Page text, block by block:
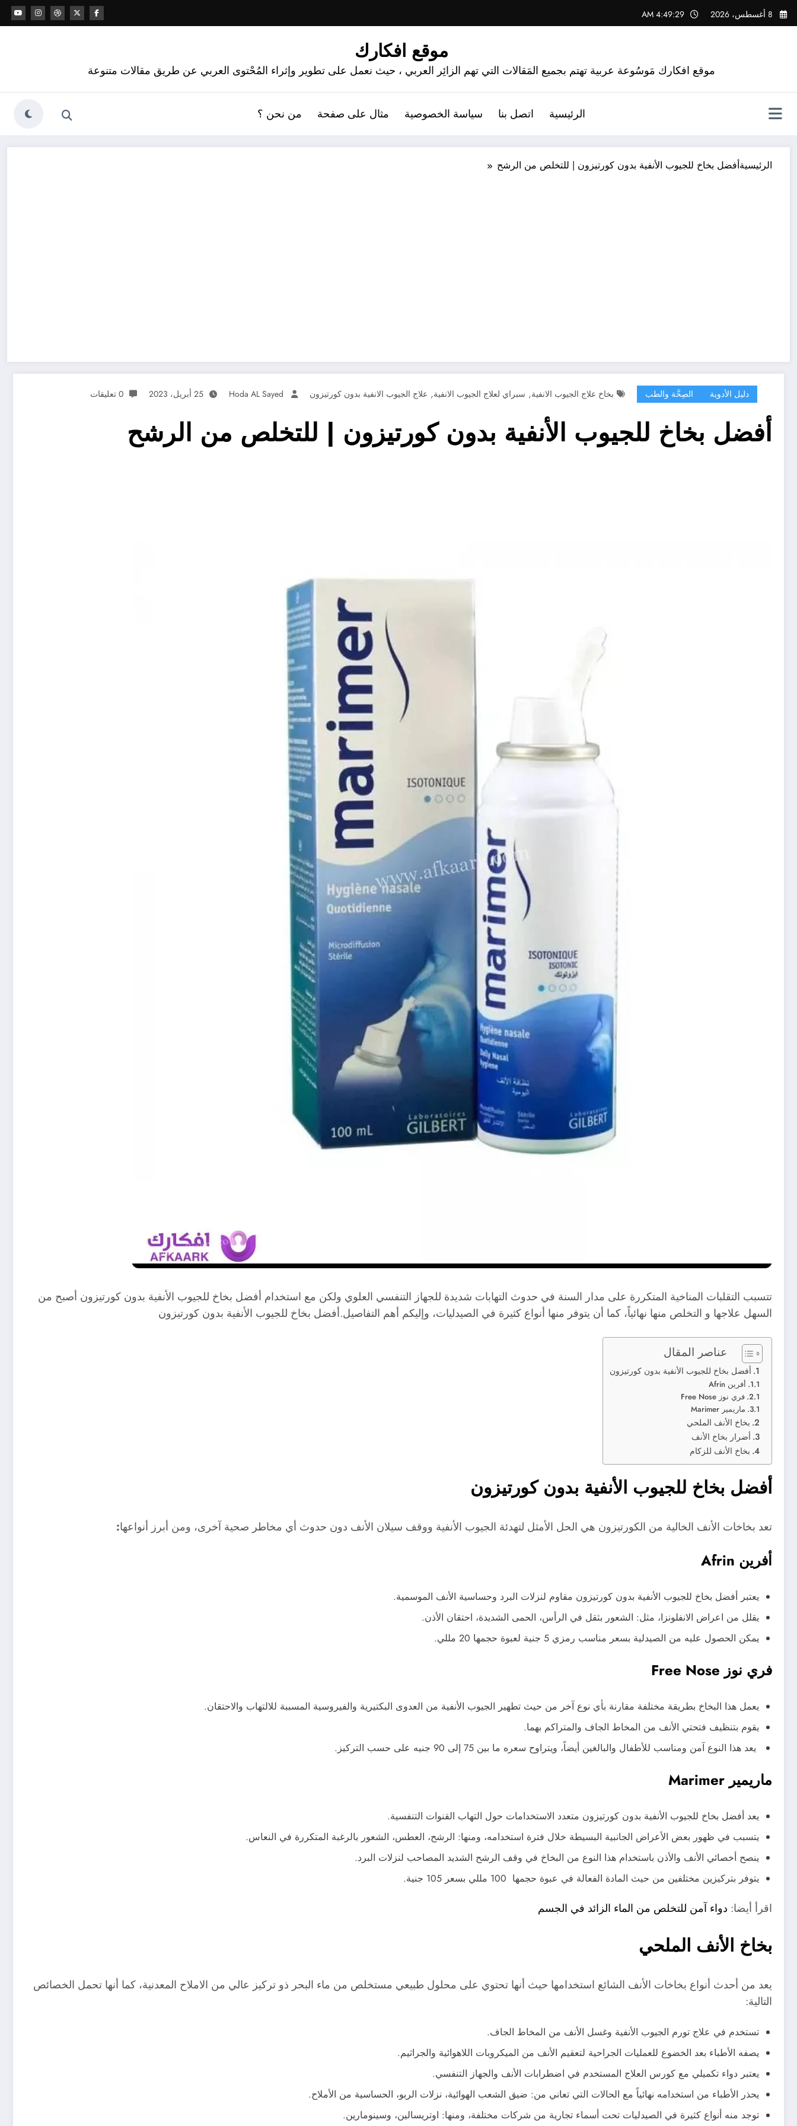
التجاوز
إلى
8 أغسطس، 2026 4:49:30 AM
موقع افكارك
موقع افكارك مَوسُوعة عربية تهتم بجميع المَقالات التي تهم الزائِر العربي ، حيث نعمل على تطوير وإثراء المُحْتوى العربي عن طريق مقالات متنوعة
الرئيسية اتصل بنا سياسة الخصوصية مثال على صفحة من نحن ؟
الرئيسيةأفضل بخاخ للجيوب الأنفية بدون كورتيزون | للتخلص من الرشح
دليل الأدوية الصِحَّة والطب بخاخ علاج الجيوب الانفية, سبراي لعلاج الجيوب الانفية, علاج الجيوب الانفية بدون كورتيزون Hoda AL Sayed 25 أبريل، 2023 0 تعليقات
أفضل بخاخ للجيوب الأنفية بدون كورتيزون | للتخلص من الرشح
تتسبب التقلبات المناخية المتكررة على مدار السنة في حدوث التهابات شديدة للجهاز التنفسي العلوي ولكن مع استخدام أفضل بخاخ للجيوب الأنفية بدون كورتيزون أصبح من
السهل علاجها و التخلص منها نهائياً، كما أن يتوفر منها أنواع كثيرة في الصيدليات، وإليكم أهم التفاصيل.أفضل بخاخ للجيوب الأنفية بدون كورتيزون
عناصر المقال
أفضل بخاخ للجيوب الأنفية بدون كورتيزون
أفرين Afrin
فري نوز Free Nose
ماريمير Marimer
بخاخ الأنف الملحي
أضرار بخاخ الأنف
بخاخ الأنف للزكام
أفضل بخاخ للجيوب الأنفية بدون كورتيزون
تعد بخاخات الأنف الخالية من الكورتيزون هي الحل الأمثل لتهدئة الجيوب الأنفية ووقف سيلان الأنف دون حدوث أي مخاطر صحية آخرى، ومن أبرز أنواعها:
أفرين Afrin
يعتبر أفضل بخاخ للجيوب الأنفية بدون كورتيزون مقاوم لنزلات البرد وحساسية الأنف الموسمية.
يقلل من اعراض الانفلونزا، مثل: الشعور بثقل في الرأس، الحمى الشديدة، احتقان الأذن.
يمكن الحصول عليه من الصيدلية بسعر مناسب رمزي 5 جنية لعبوة حجمها 20 مللي.
فري نوز Free Nose
يعمل هذا البخاخ بطريقة مختلفة مقارنة بأي نوع آخر من حيث تطهير الجيوب الأنفية من العدوى البكتيرية والفيروسية المسببة للالتهاب والاحتقان.
يقوم بتنظيف فتحتي الأنف من المخاط الجاف والمتراكم بهما.
يعد هذا النوع آمن ومناسب للأطفال والبالغين أيضاً، ويتراوح سعره ما بين 75 إلى 90 جنيه على حسب التركيز.
ماريمير Marimer
يعد أفضل بخاخ للجيوب الأنفية بدون كورتيزون متعدد الاستخدامات حول التهاب القنوات التنفسية.
يتسبب في ظهور بعض الأعراض الجانبية البسيطة خلال فترة استخدامه، ومنها: الرشح، العطس، الشعور بالرغبة المتكررة في النعاس.
ينصح أخصائي الأنف والأذن باستخدام هذا النوع من البخاخ في وقف الرشح الشديد المصاحب لنزلات البرد.
يتوفر بتركيزين مختلفين من حيث المادة الفعالة في عبوة حجمها 100 مللي بسعر 105 جنية.
اقرأ أيضا: دواء آمن للتخلص من الماء الزائد في الجسم
بخاخ الأنف الملحي
يعد من أحدث أنواع بخاخات الأنف الشائع استخدامها حيث أنها تحتوي على محلول طبيعي مستخلص من ماء البحر ذو تركيز عالي من الاملاح المعدنية، كما أنها تحمل الخصائص
التالية:
تستخدم في علاج تورم الجيوب الأنفية وغسل الأنف من المخاط الجاف.
يصفه الأطباء بعد الخضوع للعمليات الجراحية لتعقيم الأنف من الميكروبات اللاهوائية والجراثيم.
يعتبر دواء تكميلي مع كورس العلاج المستخدم في اضطرابات الأنف والجهاز التنفسي.
يحذر الأطباء من استخدامه نهائياً مع الحالات التي تعاني من: ضيق الشعب الهوائية، نزلات الربو، الحساسية من الأملاح.
توجد منه أنواع كثيرة في الصيدليات تحت أسماء تجارية من شركات مختلفة، ومنها: اوتريسالين، وسينومارين.